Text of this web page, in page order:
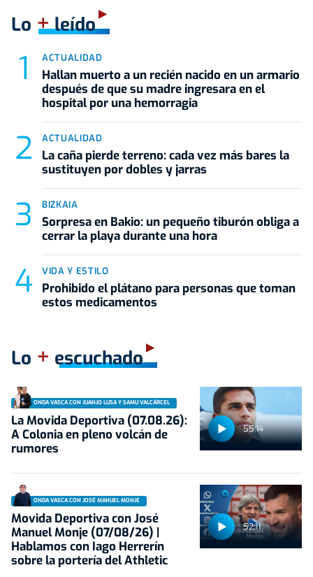
Lo +leído
ACTUALIDAD
Hallan muerto a un recién nacido en un armario
después de que su madre ingresara en el
hospital por una hemorragia
ACTUALIDAD
La caña pierde terreno: cada vez más bares la
sustituyen por dobles y jarras
BIZKAIA
Sorpresa en Bakio: un pequeño tiburón obliga a
cerrar la playa durante una hora
VIDA Y ESTILO
Prohibido el plátano para personas que toman
estos medicamentos
Lo + escuchado
55:14
ONDA VASCA CON JUANJO LUSA Y SAMU VALCÁRCEL
La Movida Deportiva (07.08.26):
A Colonia en pleno volcán de
rumores
52:11
ONDA VASCA CON JOSÉ MANUEL MONJE
Movida Deportiva con José
Manuel Monje (07/08/26) |
Hablamos con Iago Herrerín
sobre la portería del Athletic